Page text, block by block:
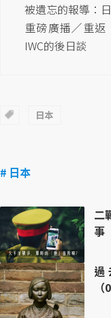
被遺忘的報導：
重磅廣播／重返
IWC的後日談
日本
# 日本
二
事
過